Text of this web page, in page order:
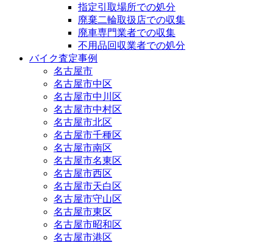
指定引取場所での処分
廃棄二輪取扱店での収集
廃車専門業者での収集
不用品回収業者での処分
バイク査定事例
名古屋市
名古屋市中区
名古屋市中川区
名古屋市中村区
名古屋市北区
名古屋市千種区
名古屋市南区
名古屋市名東区
名古屋市西区
名古屋市天白区
名古屋市守山区
名古屋市東区
名古屋市昭和区
名古屋市港区